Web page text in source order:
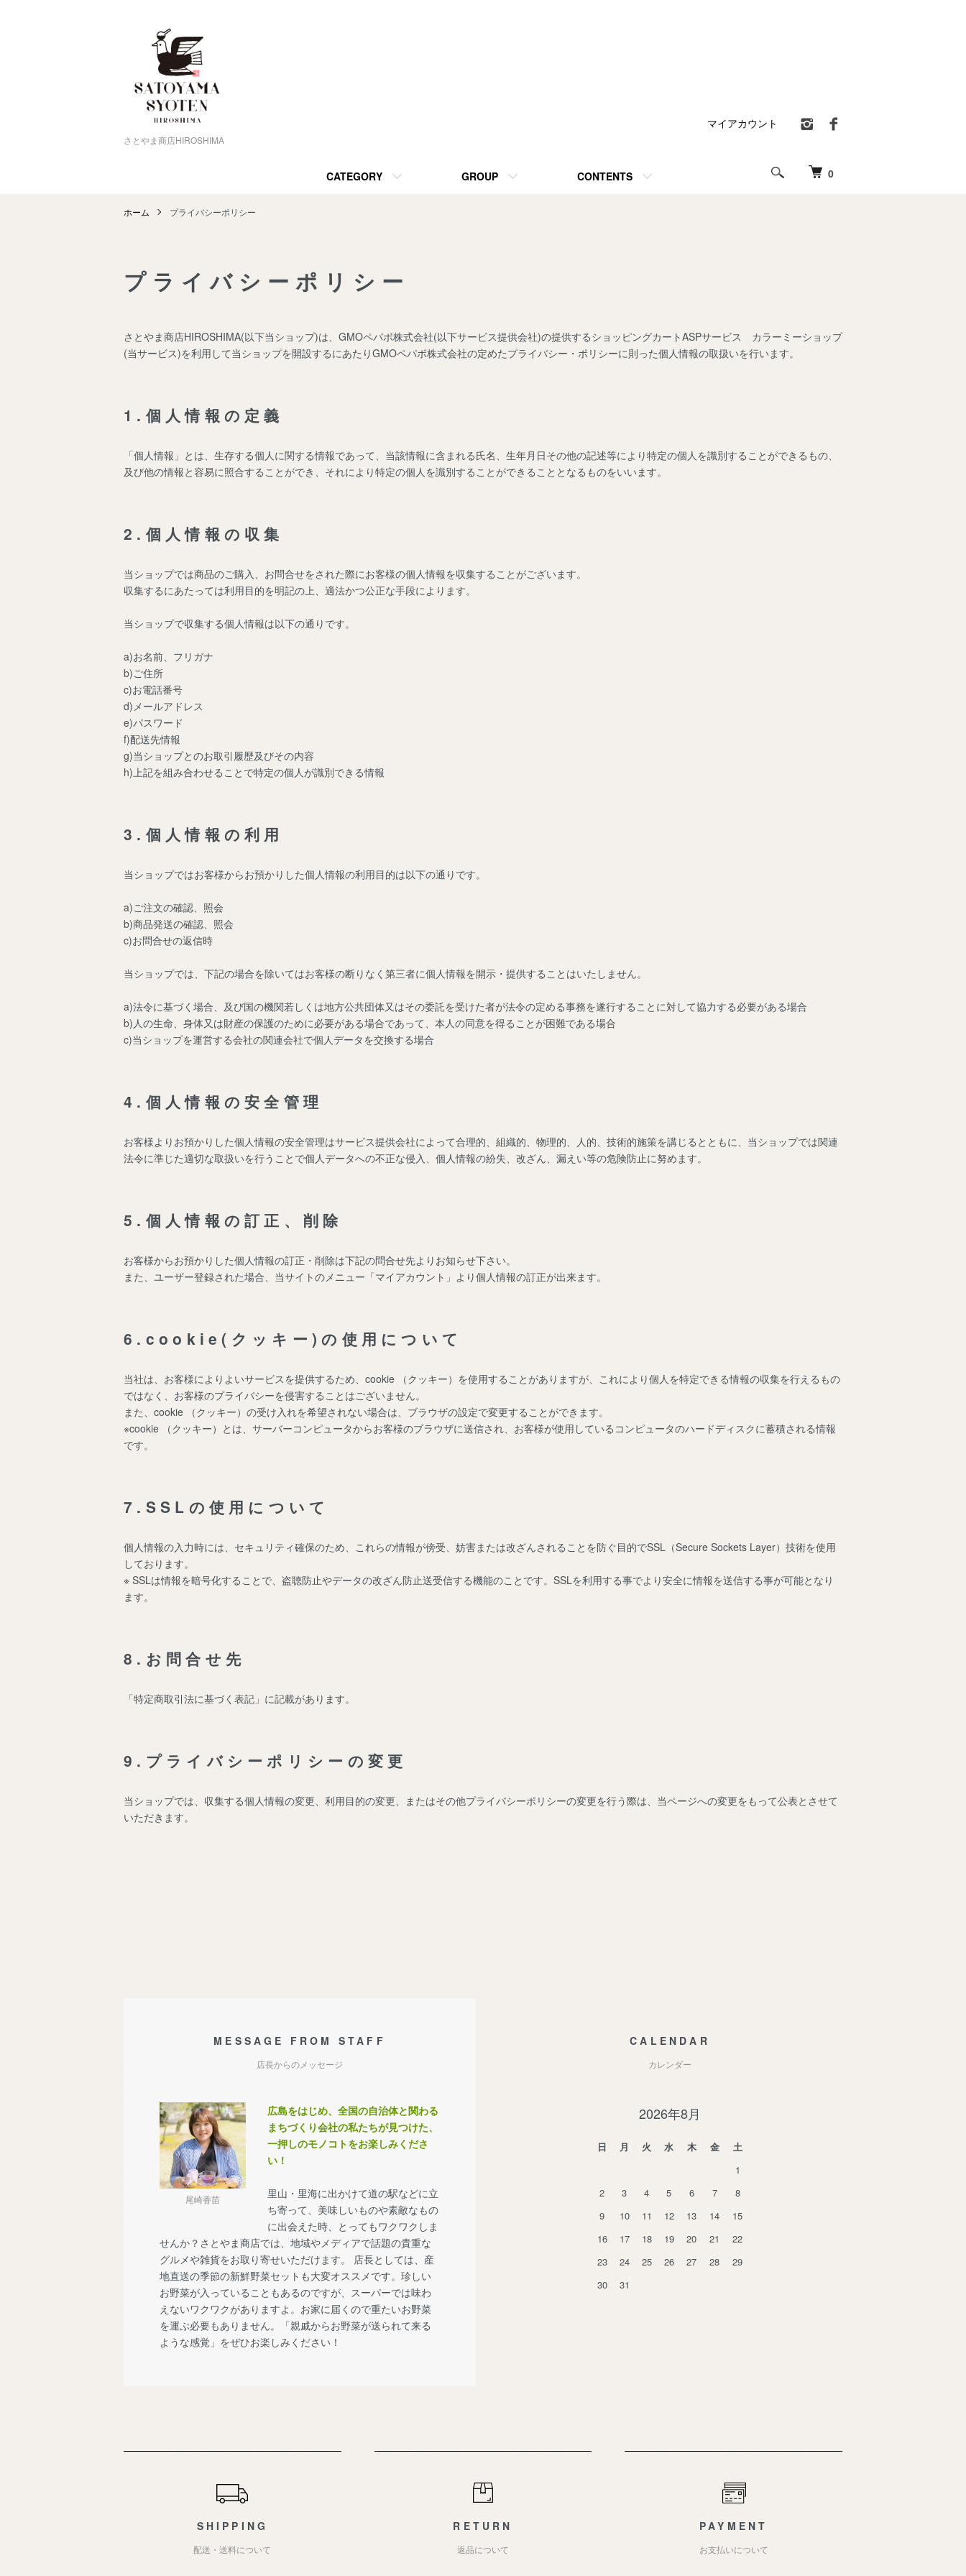
さとやま商店HIROSHIMA
0
CATEGORY GROUP CONTENTS
マイアカウント
ホーム プライバシーポリシー
プライバシーポリシー
さとやま商店HIROSHIMA(以下当ショップ)は、 GMOペパボ株式会社(以下サービス提供会社)の提供するショッピングカートASPサービス カラーミーショップ
(当サービス)を利用して当ショップを開設するにあたりGMOペパボ株式会社の定めたプライバシー・ポリシーに則った個人情報の取扱いを行います。
1.個人情報の定義
「個人情報」とは、生存する個人に関する情報であって、当該情報に含まれる氏名、生年月日その他の記述等により特定の個人を識別することができるもの、
及び他の情報と容易に照合することができ、それにより特定の個人を識別することができることとなるものをいいます。
2.個人情報の収集
当ショップでは商品のご購入、お問合せをされた際にお客様の個人情報を収集することがございます。
収集するにあたっては利用目的を明記の上、適法かつ公正な手段によります。
当ショップで収集する個人情報は以下の通りです。
a)お名前、フリガナ
b)ご住所
c)お電話番号
d)メールアドレス
e)パスワード
f)配送先情報
g)当ショップとのお取引履歴及びその内容
h)上記を組み合わせることで特定の個人が識別できる情報
3.個人情報の利用
当ショップではお客様からお預かりした個人情報の利用目的は以下の通りです。
a)ご注文の確認、照会
b)商品発送の確認、照会
c)お問合せの返信時
当ショップでは、下記の場合を除いてはお客様の断りなく第三者に個人情報を開示・提供することはいたしません。
a)法令に基づく場合、及び国の機関若しくは地方公共団体又はその委託を受けた者が法令の定める事務を遂行することに対して協力する必要がある場合
b)人の生命、身体又は財産の保護のために必要がある場合であって、本人の同意を得ることが困難である場合
c)当ショップを運営する会社の関連会社で個人データを交換する場合
4.個人情報の安全管理
お客様よりお預かりした個人情報の安全管理はサービス提供会社によって合理的、組織的、物理的、人的、技術的施策を講じるとともに、当ショップでは関連
法令に準じた適切な取扱いを行うことで個人データへの不正な侵入、個人情報の紛失、改ざん、漏えい等の危険防止に努めます。
5.個人情報の訂正、削除
お客様からお預かりした個人情報の訂正・削除は下記の問合せ先よりお知らせ下さい。
また、ユーザー登録された場合、当サイトのメニュー「マイアカウント」より個人情報の訂正が出来ます。
6.cookie(クッキー)の使用について
当社は、お客様によりよいサービスを提供するため、cookie （クッキー）を使用することがありますが、これにより個人を特定できる情報の収集を行えるもの
ではなく、お客様のプライバシーを侵害することはございません。
また、cookie （クッキー）の受け入れを希望されない場合は、ブラウザの設定で変更することができます。
※cookie （クッキー）とは、サーバーコンピュータからお客様のブラウザに送信され、お客様が使用しているコンピュータのハードディスクに蓄積される情報
です。
7.SSLの使用について
個人情報の入力時には、セキュリティ確保のため、これらの情報が傍受、妨害または改ざんされることを防ぐ目的でSSL（Secure Sockets Layer）技術を使用
しております。
※ SSLは情報を暗号化することで、盗聴防止やデータの改ざん防止送受信する機能のことです。SSLを利用する事でより安全に情報を送信する事が可能となり
ます。
8.お問合せ先
「特定商取引法に基づく表記」に記載があります。
9.プライバシーポリシーの変更
当ショップでは、収集する個人情報の変更、利用目的の変更、またはその他プライバシーポリシーの変更を行う際は、当ページへの変更をもって公表とさせて
いただきます。
MESSAGE FROM STAFF
店長からのメッセージ
尾崎香苗
広島をはじめ、全国の自治体と関わる
まちづくり会社の私たちが見つけた、
一押しのモノコトをお楽しみくださ
い！
里山・里海に出かけて道の駅などに立
ち寄って、美味しいものや素敵なもの
に出会えた時、とってもワクワクしま
せんか？さとやま商店では、地域やメディアで話題の貴重な
グルメや雑貨をお取り寄せいただけます。 店長としては、産
地直送の季節の新鮮野菜セットも大変オススメです。珍しい
お野菜が入っていることもあるのですが、スーパーでは味わ
えないワクワクがありますよ。お家に届くので重たいお野菜
を運ぶ必要もありません。「親戚からお野菜が送られて来る
ような感覚」をぜひお楽しみください！
CALENDAR
カレンダー
2026年8月
日 月 火 水 木 金
土
1
2
3 4 5 6 7
8
9
10 11 12 13 14
15
16
17 18 19 20 21
22
23
24 25 26 27 28
29
30
31
SHIPPING
配送・送料について
RETURN
返品について
PAYMENT
お支払いについて